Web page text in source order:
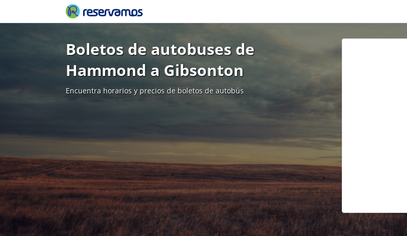
Boletos de autobuses de
Hammond a Gibsonton
Encuentra horarios y precios de boletos de autobús